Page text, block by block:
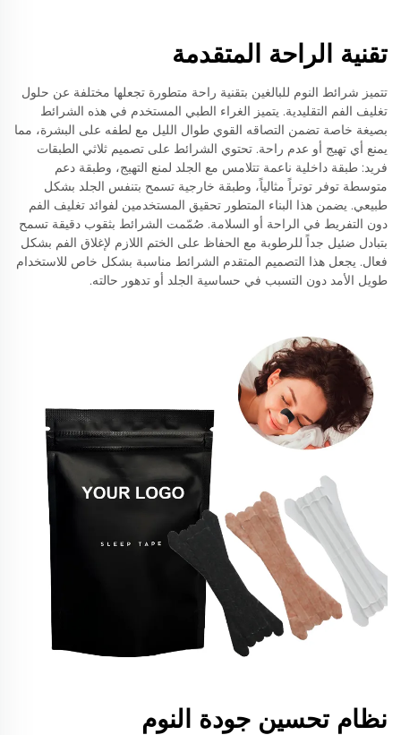
تقنية الراحة المتقدمة
تتميز شرائط النوم للبالغين بتقنية راحة متطورة تجعلها مختلفة عن حلول
تغليف الفم التقليدية. يتميز الغراء الطبي المستخدم في هذه الشرائط
بصيغة خاصة تضمن التصاقه القوي طوال الليل مع لطفه على البشرة، مما
يمنع أي تهيج أو عدم راحة. تحتوي الشرائط على تصميم ثلاثي الطبقات
فريد: طبقة داخلية ناعمة تتلامس مع الجلد لمنع التهيج، وطبقة دعم
متوسطة توفر توتراً مثالياً، وطبقة خارجية تسمح بتنفس الجلد بشكل
طبيعي. يضمن هذا البناء المتطور تحقيق المستخدمين لفوائد تغليف الفم
دون التفريط في الراحة أو السلامة. صُمّمت الشرائط بثقوب دقيقة تسمح
بتبادل ضئيل جداً للرطوبة مع الحفاظ على الختم اللازم لإغلاق الفم بشكل
فعال. يجعل هذا التصميم المتقدم الشرائط مناسبة بشكل خاص للاستخدام
طويل الأمد دون التسبب في حساسية الجلد أو تدهور حالته.
نظام تحسين جودة النوم